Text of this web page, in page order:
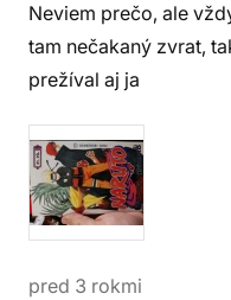
Neviem prečo, ale
tam nečakaný zvrat,
prežíval aj ja
pred 3 rokmi